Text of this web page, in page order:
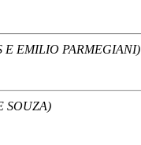
E EMILIO PARMEGIANI)
SOUZA)